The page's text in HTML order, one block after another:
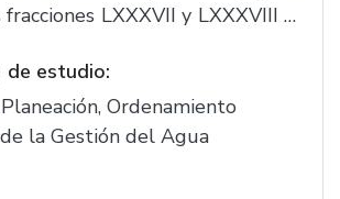
LXXXVII y LXXXVIII al
adiciona un Capítulo IV del
de Predios", conformado
205 bis, 205 ter, 205
de estudio:
Ordenamiento
la Gestión del Agua